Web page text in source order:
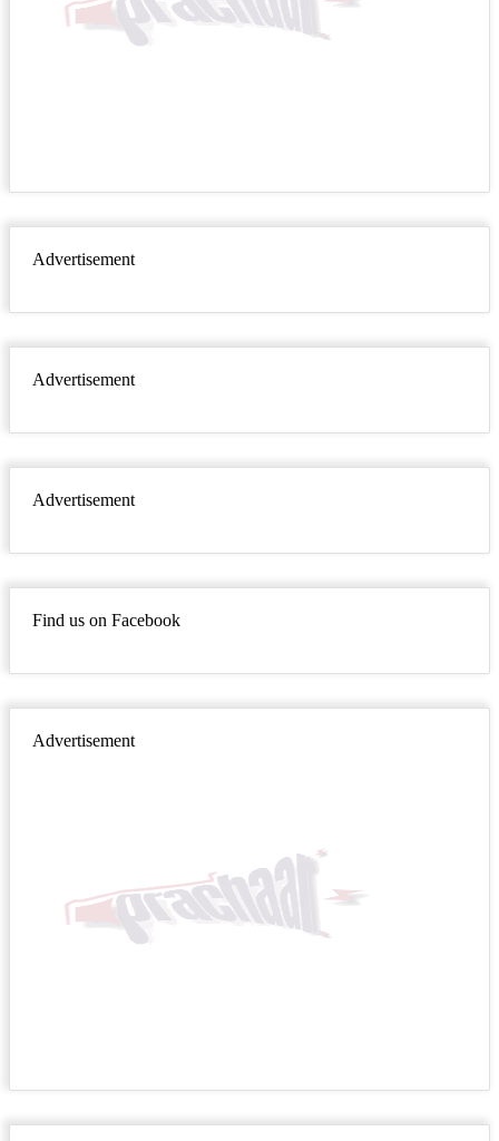
Advertisement
Advertisement
Advertisement
Find us on Facebook
Advertisement